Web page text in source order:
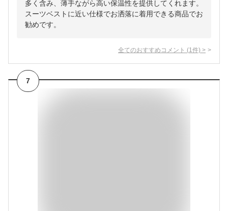
多く含み、薄手ながら高い保温性を提供してくれます。
スーツベストに近い仕様でお洒落に着用できる商品でお
勧めです。
全てのおすすめコメント (1 件) >
7